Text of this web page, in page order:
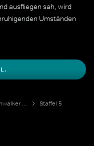
ausfliegen sah, wird
Umständen
Das Geheimnis der Skinwalker Ranch
Staffel 5